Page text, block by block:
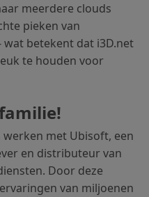
meerdere clouds
pieken van
betekent dat i3D.net
te houden voor
werken met Ubisoft, een
en distributeur van
Door deze
van miljoenen